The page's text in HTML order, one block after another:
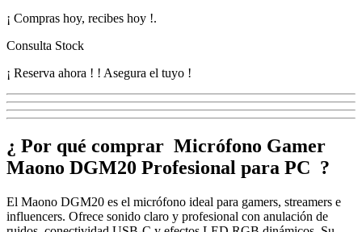
¡ Compras hoy, recibes hoy !.
Consulta Stock
¡ Reserva ahora ! ! Asegura el tuyo !
¿ Por qué comprar Micrófono Gamer
Maono DGM20 Profesional para PC ?
El Maono DGM20 es el micrófono ideal para gamers, streamers e
influencers. Ofrece sonido claro y profesional con anulación de